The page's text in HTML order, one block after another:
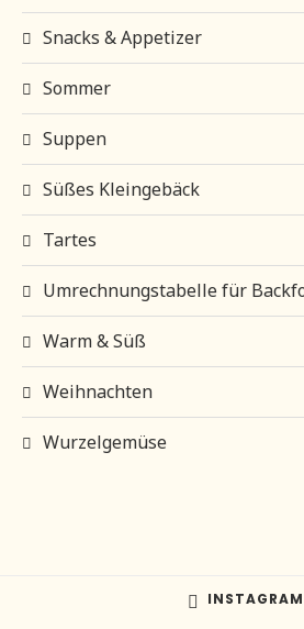
Snacks & Appetizer
Sommer
Suppen
Süßes Kleingebäck
Tartes
Umrechnungstabelle für
Warm & Süß
Weihnachten
Wurzelgemüse
INSTAGRAM